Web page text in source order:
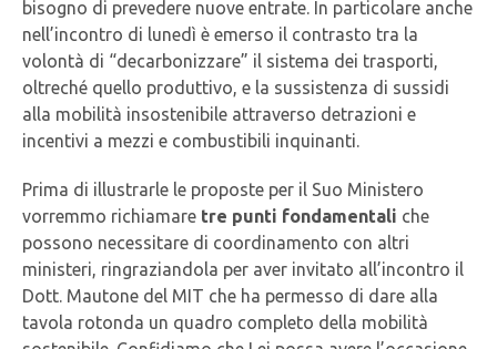
bisogno di prevedere nuove entrate. In particolare anche
nell’incontro di lunedì è emerso il contrasto tra la
volontà di “decarbonizzare” il sistema dei trasporti,
oltreché quello produttivo, e la sussistenza di sussidi
alla mobilità insostenibile attraverso detrazioni e
incentivi a mezzi e combustibili inquinanti.
Prima di illustrarle le proposte per il Suo Ministero
vorremmo richiamare tre punti fondamentali che
possono necessitare di coordinamento con altri
ministeri, ringraziandola per aver invitato all’incontro il
Dott. Mautone del MIT che ha permesso di dare alla
tavola rotonda un quadro completo della mobilità